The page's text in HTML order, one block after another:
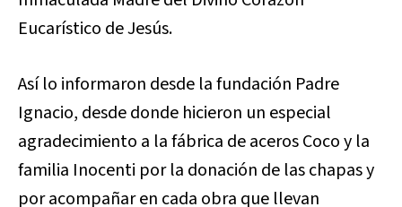
Eucarístico de Jesús.
Así lo informaron desde la fundación Padre
Ignacio, desde donde hicieron un especial
agradecimiento a la fábrica de aceros Coco y la
familia Inocenti por la donación de las chapas y
por acompañar en cada obra que llevan